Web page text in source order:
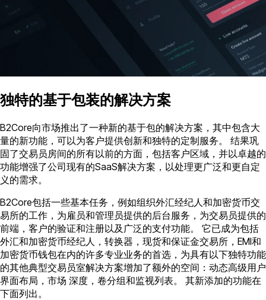
独特的基于包装的解决方案
B2Core向市场推出了一种新的基于包的解决方案，其中包含大
量的新功能，可以为客户提供创新和独特的定制服务。 结果巩
固了交易员房间的所有以前的方面，包括客户区域，并以卓越的
功能增强了公司现有的SaaS解决方案，以处理更广泛和更自定
义的需求。
B2Core包括一些基本任务，例如组织外汇经纪人和加密货币交
易所的工作，为雇员和管理员提供的后台服务，为交易员提供的
前端，客户的验证和注册以及广泛的支付功能。 它已成为包括
外汇和加密货币经纪人，转换器，现货和保证金交易所，EMI和
加密货币钱包在内的许多专业业务的首选，为具有以下独特功能
的其他典型交易员室解决方案增加了额外的空间：动态高级用户
界面布局，市场 深度，卷分组和监视列表。 其新添加的功能在
下面列出。